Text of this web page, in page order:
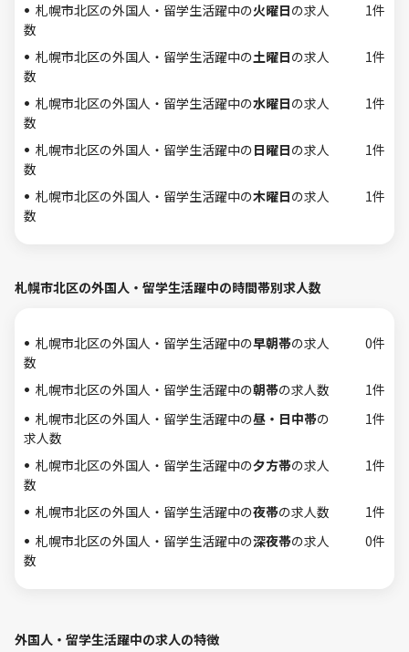
札幌市北区の外国人・留学生活躍中の火曜日の求人
数
1件
札幌市北区の外国人・留学生活躍中の土曜日の求人
数
1件
札幌市北区の外国人・留学生活躍中の水曜日の求人
数
1件
札幌市北区の外国人・留学生活躍中の日曜日の求人
数
1件
札幌市北区の外国人・留学生活躍中の木曜日の求人
数
1件
札幌市北区の外国人・留学生活躍中の時間帯別求人数
札幌市北区の外国人・留学生活躍中の早朝帯の求人
数
0件
札幌市北区の外国人・留学生活躍中の朝帯の求人数
1件
札幌市北区の外国人・留学生活躍中の昼・日中帯の
求人数
1件
札幌市北区の外国人・留学生活躍中の夕方帯の求人
数
1件
札幌市北区の外国人・留学生活躍中の夜帯の求人数
1件
札幌市北区の外国人・留学生活躍中の深夜帯の求人
数
0件
外国人・留学生活躍中の求人の特徴